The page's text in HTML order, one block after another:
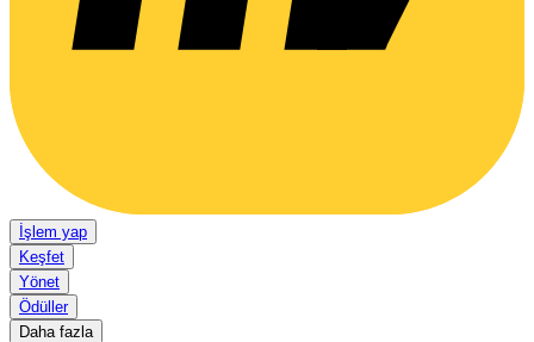
İşlem yap
Keşfet
Yönet
Ödüller
Daha fazla